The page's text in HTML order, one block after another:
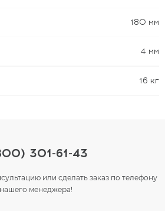
180 мм
4 мм
16 кг
301-61-43
или сделать заказ по телефону
менеджера!